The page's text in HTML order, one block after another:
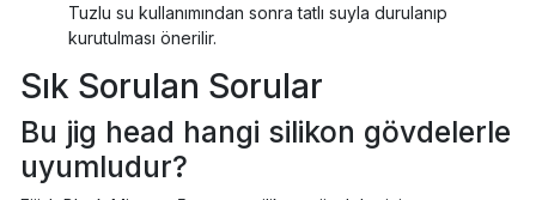
Tuzlu su kullanımından sonra tatlı suyla durulanıp
kurutulması önerilir.
Sık Sorulan Sorular
Bu jig head hangi silikon gövdelerle
uyumludur?